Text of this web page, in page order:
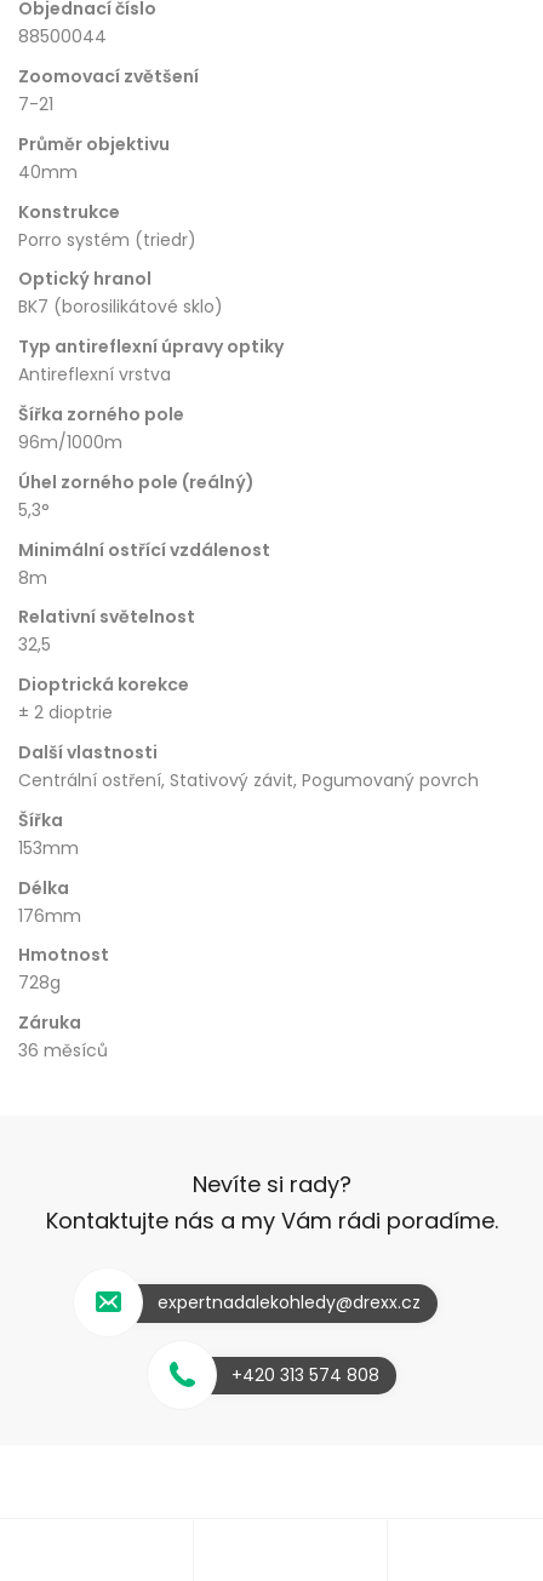
Objednací číslo
88500044
Zoomovací zvětšení
7-21
Průměr objektivu
40mm
Konstrukce
Porro systém (triedr)
Optický hranol
BK7 (borosilikátové sklo)
Typ antireflexní úpravy optiky
Antireflexní vrstva
Šířka zorného pole
96m/1000m
Úhel zorného pole (reálný)
5,3°
Minimální ostřící vzdálenost
8m
Relativní světelnost
32,5
Dioptrická korekce
± 2 dioptrie
Další vlastnosti
Centrální ostření, Stativový závit, Pogumovaný povrch
Šířka
153mm
Délka
176mm
Hmotnost
728g
Záruka
36 měsíců
Nevíte si rady?
Kontaktujte nás a my Vám rádi poradíme.
expertnadalekohledy@drexx.cz
+420 313 574 808